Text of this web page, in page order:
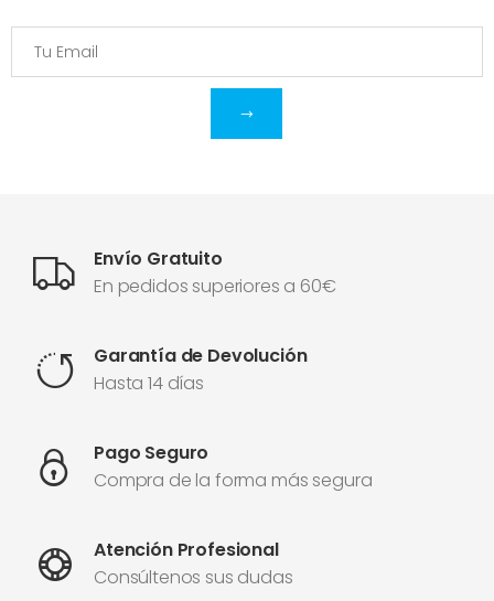
Envío Gratuito
En pedidos superiores a 60€
Garantía de Devolución
Hasta 14 días
Pago Seguro
Compra de la forma más segura
Atención Profesional
Consúltenos sus dudas